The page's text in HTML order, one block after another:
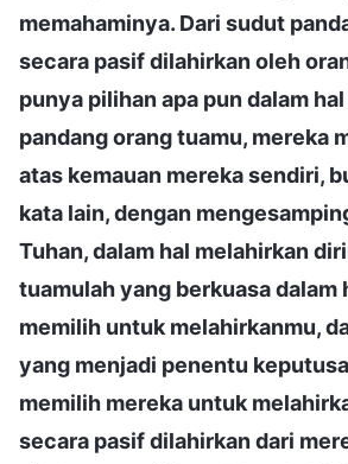
memahaminya. Dari sudut
secara pasif dilahirkan oleh
punya pilihan apa pun dalam
pandang orang tuamu, mereka
atas kemauan mereka sendiri,
kata lain, dengan
Tuhan, dalam hal melahirkan
tuamulah yang berkuasa dalam
memilih untuk melahirkanmu,
yang menjadi penentu
memilih mereka untuk
secara pasif dilahirkan dari